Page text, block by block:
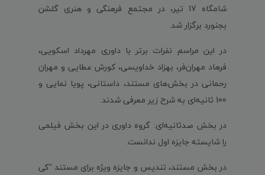
شامگاه 17 تیر، در مجتمع فرهنگی و هنری گلشن
بجنورد برگزار شد.
در این مراسم نفرات برتر با داوری مهرداد اسکویی،
فرهاد مهران‌فر، بهزاد خداویسی، کورش عطایی و مهران
رحمانی در بخش‌های مستند، داستانی، پویا نمایی و
100 ثانیه‌ای به شرح زیر معرفی شدند.
در بخش صدثانیه‌ای: گروه داوری در این بخش فیلمی
را شایسته جایزه اول ندانست.
در بخش مستند، تندیس و جایزه ویژه برای مستند “کی